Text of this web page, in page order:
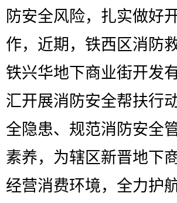
防安全风险，扎实做好
作，近期，铁西区消防
铁兴华地下商业街开发
汇开展消防安全帮扶行
全隐患、规范消防安全
素养，为辖区新晋地下
经营消费环境，全力护